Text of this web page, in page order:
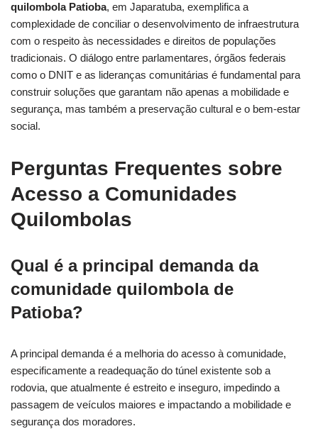
quilombola Patioba, em Japaratuba, exemplifica a
complexidade de conciliar o desenvolvimento de infraestrutura
com o respeito às necessidades e direitos de populações
tradicionais. O diálogo entre parlamentares, órgãos federais
como o DNIT e as lideranças comunitárias é fundamental para
construir soluções que garantam não apenas a mobilidade e
segurança, mas também a preservação cultural e o bem-estar
social.
Perguntas Frequentes sobre
Acesso a Comunidades
Quilombolas
Qual é a principal demanda da
comunidade quilombola de
Patioba?
A principal demanda é a melhoria do acesso à comunidade,
especificamente a readequação do túnel existente sob a
rodovia, que atualmente é estreito e inseguro, impedindo a
passagem de veículos maiores e impactando a mobilidade e
segurança dos moradores.